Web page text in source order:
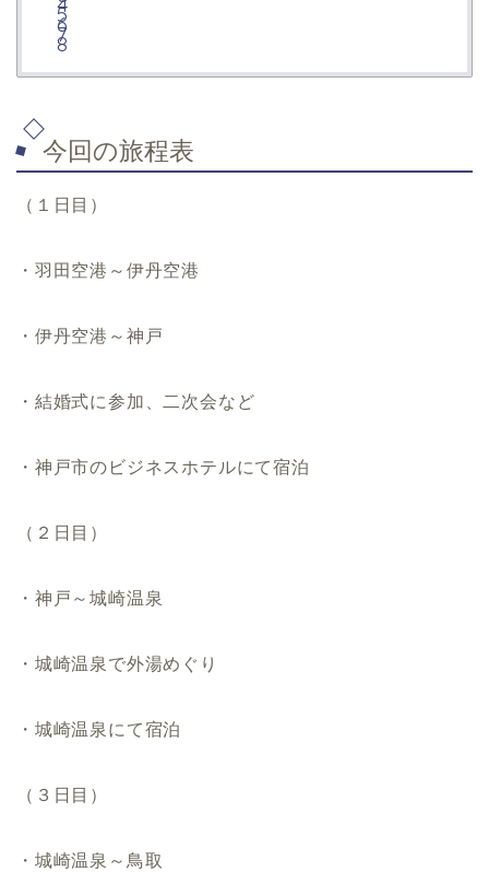
今回の旅程表
（１日目）
・羽田空港～伊丹空港
・伊丹空港～神戸
・結婚式に参加、二次会など
・神戸市のビジネスホテルにて宿泊
（２日目）
・神戸～城崎温泉
・城崎温泉で外湯めぐり
・城崎温泉にて宿泊
（３日目）
・城崎温泉～鳥取